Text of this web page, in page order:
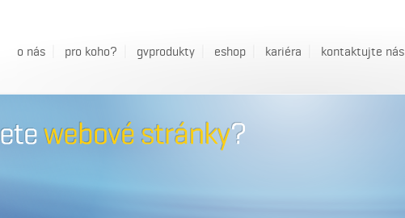
o nás pro koho? gvprodukty eshop kariéra kontaktujte nás